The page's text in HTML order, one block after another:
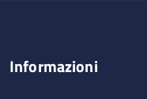
Informazioni